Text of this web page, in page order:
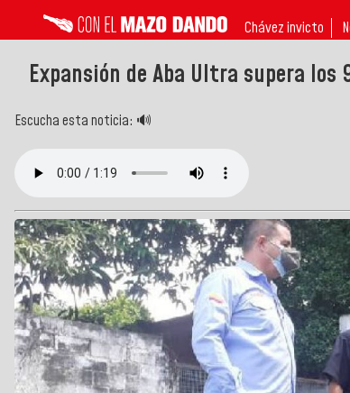
Chávez invicto
Expansión de Aba Ultra supera
Escucha esta noticia: 🔊